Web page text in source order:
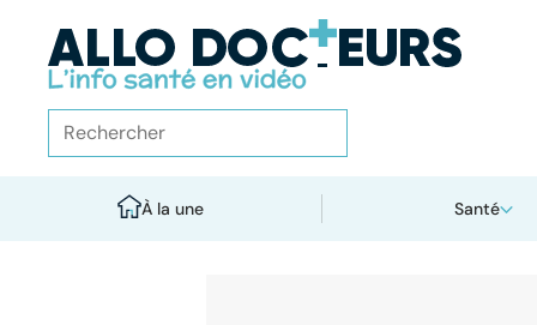
À la une Santé